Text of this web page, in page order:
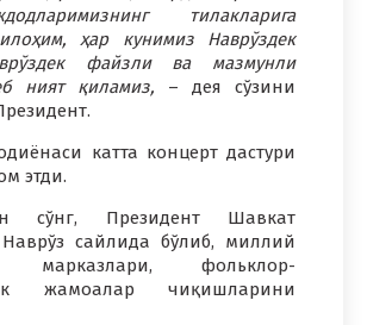
тилакларига
ҳар кунимиз Наврўздек
файзли ва мазмунли
ният қиламиз, – дея сўзини
катта концерт дастури
этди.
сўнг, Президент Шавкат
сайлида бўлиб, миллий
марказлари, фольклор-
жамоалар чиқишларини